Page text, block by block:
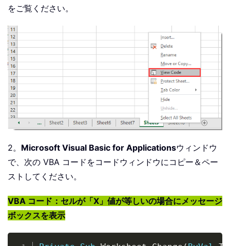
をご覧ください。
2。 Microsoft Visual Basic for Applicationsウィンドウ
で、次の VBA コードをコードウィンドウにコピー＆ペー
ストしてください。
VBA コード：セルが「X」値が等しいの場合にメッセージ
ボックスを表示
Copy